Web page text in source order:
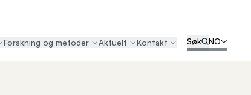
Forskning og metoder Aktuelt Kontakt Søk NO